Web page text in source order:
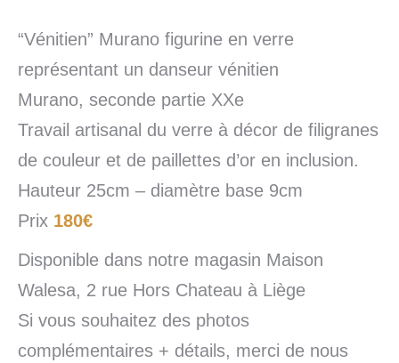
“Vénitien” Murano figurine en verre
représentant un danseur vénitien
Murano, seconde partie XXe
Travail artisanal du verre à décor de filigranes
de couleur et de paillettes d’or en inclusion.
Hauteur 25cm – diamètre base 9cm
Prix 180€
Disponible dans notre magasin Maison
Walesa, 2 rue Hors Chateau à Liège
Si vous souhaitez des photos
complémentaires + détails, merci de nous